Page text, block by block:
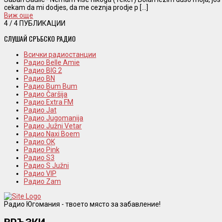
cekam da mi dodjes, da me ceznja prodje p [...]
Виж още
4/ 4 ПУБЛИКАЦИИ
СЛУШАЙ СРЪБСКО РАДИО
Всички радиостанции
Радио Belle Amie
Радио BIG 2
Радио BN
Радио Bum Bum
Радио Čaršija
Радио Extra FM
Радио Jat
Радио Jugomanija
Радио Južni Vetar
Радио Naxi Boem
Радио OK
Радио Pink
Радио S3
Радио S Južni
Радио VIP
Радио Zam
Радио Югомания - твоето място за забавление!